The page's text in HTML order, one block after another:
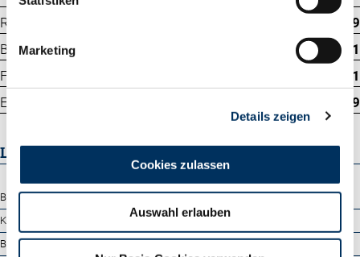
Marketing
Details zeigen
Cookies zulassen
Auswahl erlauben
Rahmen
109
Becken
101
Fundament
111
Euter
109
LINEARPROFIL
88 100 112
124
Bemuskelung
98
Kreuzhöhe
Brustbreite
107